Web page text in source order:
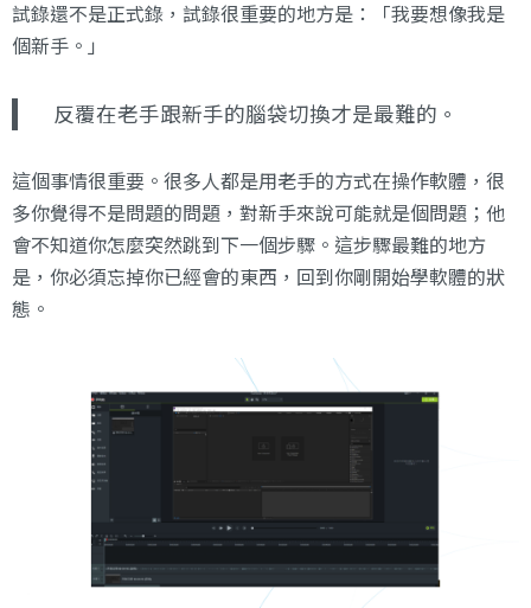
試錄還不是正式錄，試錄很重要的地方是：「我要想像我是
個新手。」
反覆在老手跟新手的腦袋切換才是最難的。
這個事情很重要。很多人都是用老手的方式在操作軟體，很
多你覺得不是問題的問題，對新手來說可能就是個問題；他
會不知道你怎麼突然跳到下一個步驟。這步驟最難的地方
是，你必須忘掉你已經會的東西，回到你剛開始學軟體的狀
態。